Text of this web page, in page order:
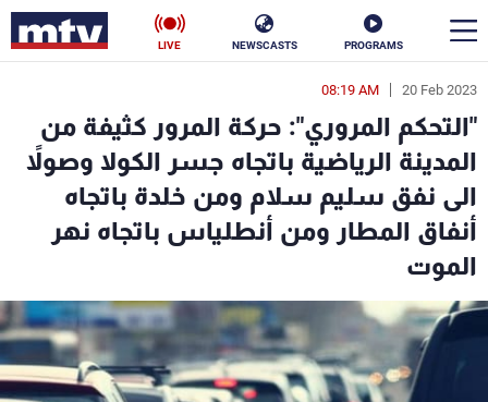
PROGRAMS
NEWSCASTS
LIVE
20 Feb 2023
08:19 AM
"التحكم المروري": حركة المرور كثيفة من
المدينة الرياضية باتجاه جسر الكولا وصولاً
الى نفق سليم سلام ومن خلدة باتجاه
أنفاق المطار ومن أنطلياس باتجاه نهر
الموت
en
الأخبار
سياسة ناس
إقتصاد فن
منوعات رياضة
كأس العالم